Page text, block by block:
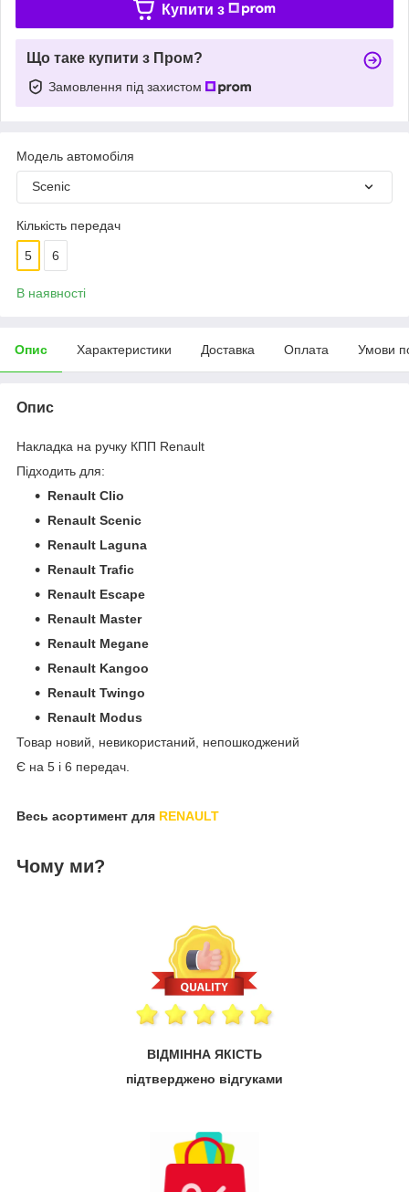
Купити з
Що таке купити з Пром?
Замовлення під захистом
Модель автомобіля
Scenic
Кількість передач
5 6
В наявності
Опис Характеристики Доставка Оплата Умови
Опис
Накладка на ручку КПП Renault
Підходить для:
Renault Clio
Renault Scenic
Renault Laguna
Renault Trafic
Renault Escape
Renault Master
Renault Megane
Renault Kangoo
Renault Twingo
Renault Modus
Товар новий, невикористаний, непошкоджений
Є на 5 і 6 передач.
Весь асортимент для RENAULT
Чому ми?
ВІДМІННА ЯКІСТЬ
підтверджено відгуками